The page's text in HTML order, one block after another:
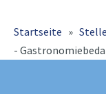
Startseite »
-